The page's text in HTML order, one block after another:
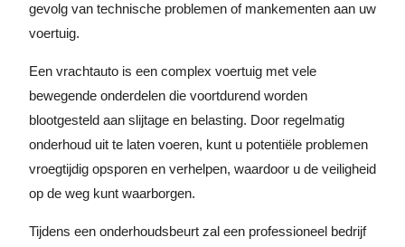
gevolg van technische problemen of mankementen aan uw
voertuig.
Een vrachtauto is een complex voertuig met vele
bewegende onderdelen die voortdurend worden
blootgesteld aan slijtage en belasting. Door regelmatig
onderhoud uit te laten voeren, kunt u potentiële problemen
vroegtijdig opsporen en verhelpen, waardoor u de veiligheid
op de weg kunt waarborgen.
Tijdens een onderhoudsbeurt zal een professioneel bedrijf